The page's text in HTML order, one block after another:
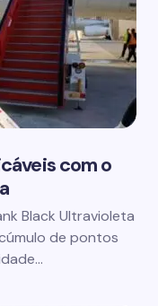
com o
Black Ultravioleta
de pontos